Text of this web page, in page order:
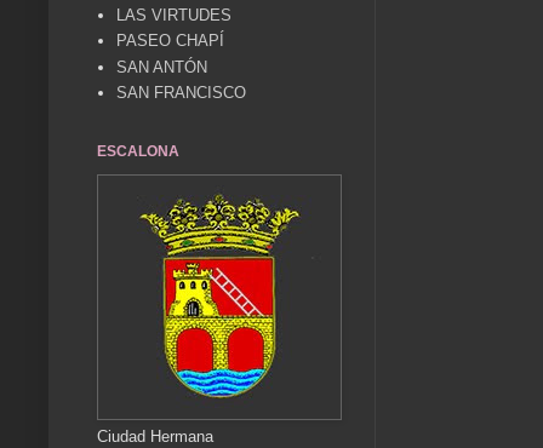
LAS VIRTUDES
PASEO CHAPÍ
SAN ANTÓN
SAN FRANCISCO
ESCALONA
Ciudad Hermana